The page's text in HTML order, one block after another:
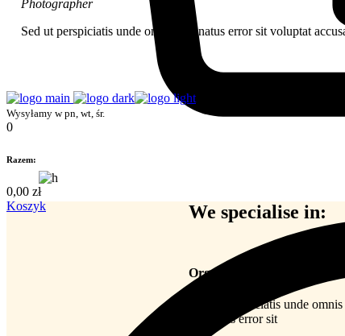
0
Razem:
0,00 zł
Koszyk
Wysyłamy w pn, wt, śr.
Photographer
Sed ut perspiciatis unde omnis iste natus error sit voluptat
We specialise in:
Organic Farming &
Sed ut perspiciatis unde
iste natus error sit